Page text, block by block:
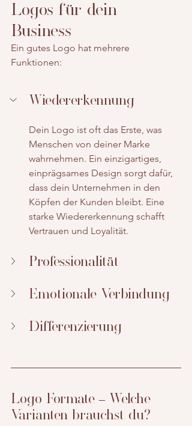
Logos für dein
Business
Ein gutes Logo hat mehrere
Funktionen:
Wiedererkennung
Dein Logo ist oft das Erste, was
Menschen von deiner Marke
wahrnehmen. Ein einzigartiges,
einprägsames Design sorgt dafür,
dass dein Unternehmen in den
Köpfen der Kunden bleibt. Eine
starke Wiedererkennung schafft
Vertrauen und Loyalität.
Professionalität
Emotionale Verbindung
Differenzierung
Logo Formate – Welche
Varianten brauchst du?